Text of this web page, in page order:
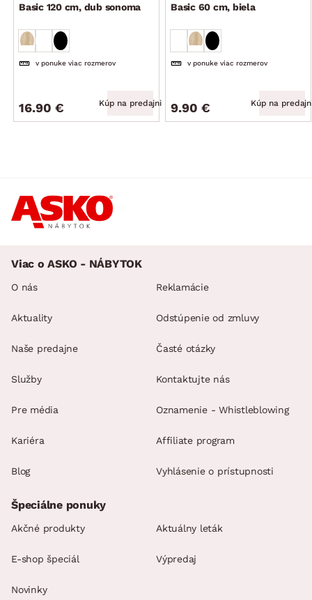
Basic 120 cm, dub sonoma
v ponuke viac rozmerov
16.90 € Kúp na predajni
Basic 60 cm, biela
v ponuke viac rozmerov
9.90 € Kúp na
Viac o ASKO - NÁBYTOK
O nás
Aktuality
Naše predajne
Služby
Pre média
Kariéra
Blog
Reklamácie
Odstúpenie od zmluvy
Časté otázky
Kontaktujte nás
Oznamenie - Whistleblowing
Affiliate program
Vyhlásenie o prístupnosti
Špeciálne ponuky
Akčné produkty Aktuálny leták
E-shop špeciál Výpredaj
Novinky